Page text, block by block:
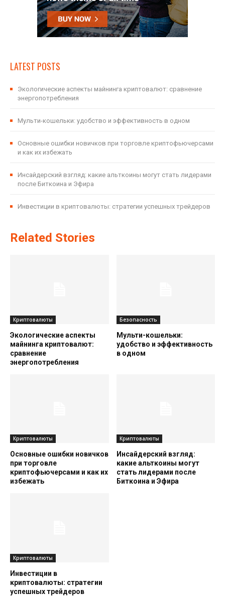
LATEST POSTS
Экологические аспекты майнинга криптовалют: сравнение
энергопотребления
Мульти-кошельки: удобство и эффективность в одном
Основные ошибки новичков при торговле криптофьючерсами
и как их избежать
Инсайдерский взгляд: какие альткоины могут стать лидерами
после Биткоина и Эфира
Инвестиции в криптовалюты: стратегии успешных трейдеров
Related Stories
Криптовалюты
Экологические аспекты
майнинга криптовалют:
сравнение
энергопотребления
Безопасность
Мульти-кошельки:
удобство и эффективность
в одном
Криптовалюты
Основные ошибки новичков
при торговле
криптофьючерсами и как их
избежать
Криптовалюты
Инсайдерский взгляд:
какие альткоины могут
стать лидерами после
Биткоина и Эфира
Криптовалюты
Инвестиции в
криптовалюты: стратегии
успешных трейдеров